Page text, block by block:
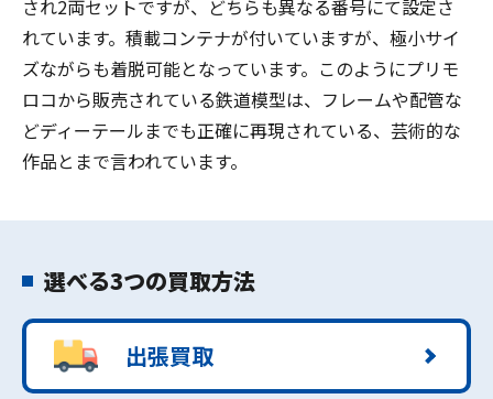
され2両セットですが、どちらも異なる番号にて設定さ
れています。積載コンテナが付いていますが、極小サイ
ズながらも着脱可能となっています。このようにプリモ
ロコから販売されている鉄道模型は、フレームや配管な
どディーテールまでも正確に再現されている、芸術的な
作品とまで言われています。
選べる3つの買取方法
出張買取